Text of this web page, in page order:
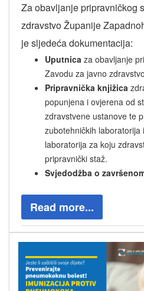
Za obavljanje pripravničkog
zdravstvo Županije
je sljedeća dokumentacija:
Uputnica za obavljanje
Zavodu za javno
Pripravnička knjižica
popunjena i ovjerena od
zdravstvene ustanove te
zubotehničkih laboratorija
laboratorija za koju
pripravnički staž.
Svjedodžba o
Read more...